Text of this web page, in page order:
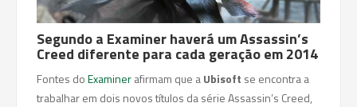
Segundo a Examiner haverá um Assassin’s
Creed diferente para cada geração em 2014
Fontes doExaminerafirmam que aUbisoft se encontra a
trabalhar em dois novos títulos da série Assassin’s Creed,